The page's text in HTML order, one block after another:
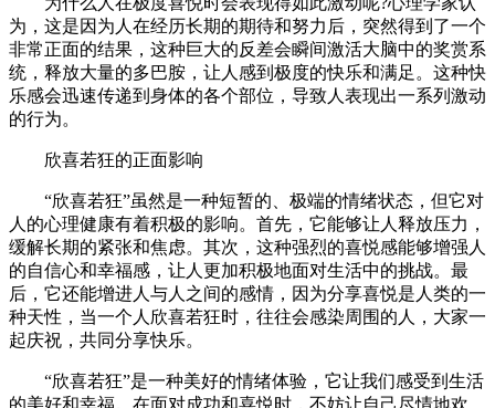
为，这是因为人在经历长期的期待和努力后，突然得到了一个
非常正面的结果，这种巨大的反差会瞬间激活大脑中的奖赏系
统，释放大量的多巴胺，让人感到极度的快乐和满足。这种快
乐感会迅速传递到身体的各个部位，导致人表现出一系列激动
的行为。
欣喜若狂的正面影响
“欣喜若狂”虽然是一种短暂的、极端的情绪状态，但它对
人的心理健康有着积极的影响。首先，它能够让人释放压力，
缓解长期的紧张和焦虑。其次，这种强烈的喜悦感能够增强人
的自信心和幸福感，让人更加积极地面对生活中的挑战。最
后，它还能增进人与人之间的感情，因为分享喜悦是人类的一
种天性，当一个人欣喜若狂时，往往会感染周围的人，大家一
起庆祝，共同分享快乐。
“欣喜若狂”是一种美好的情绪体验，它让我们感受到生活
的美好和幸福。在面对成功和喜悦时，不妨让自己尽情地欢